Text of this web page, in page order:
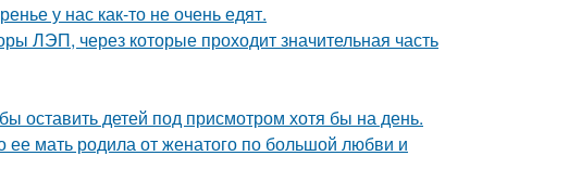
у нас как-то не очень едят.
ЛЭП, через которые проходит значительная часть
оставить детей под присмотром хотя бы на день.
ее мать родила от женатого по большой любви и